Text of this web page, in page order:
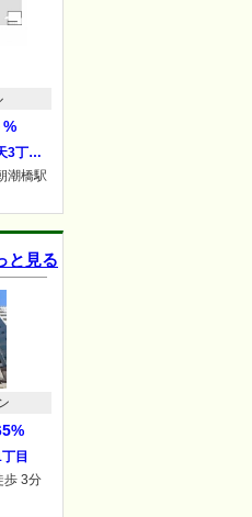
3丁…
%
潮橋駅
と見る
目
歩 3分